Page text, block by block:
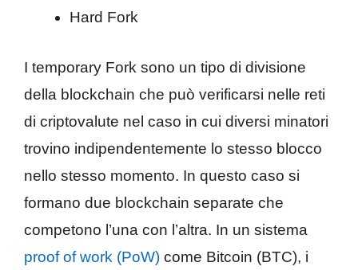
Hard Fork
I temporary Fork sono un tipo di divisione
della blockchain che può verificarsi nelle reti
di criptovalute nel caso in cui diversi minatori
trovino indipendentemente lo stesso blocco
nello stesso momento. In questo caso si
formano due blockchain separate che
competono l’una con l’altra. In un sistema
proof of work (PoW) come Bitcoin (BTC), i